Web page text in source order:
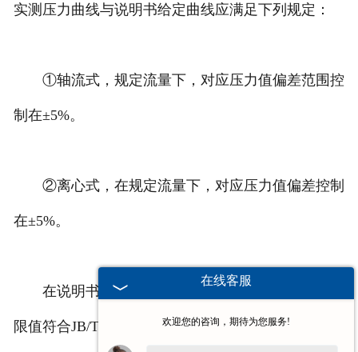
实测压力曲线与说明书给定曲线应满足下列规定：
①轴流式，规定流量下，对应压力值偏差范围控
制在±5%。
②离心式，在规定流量下，对应压力值偏差控制
在±5%。
在说明书中，且在给定工况点下，比A声级噪声
限值符合JB/T8690-1998中所给规定。也可理解为：
在线客服
欢迎您的咨询，期待为您服务!